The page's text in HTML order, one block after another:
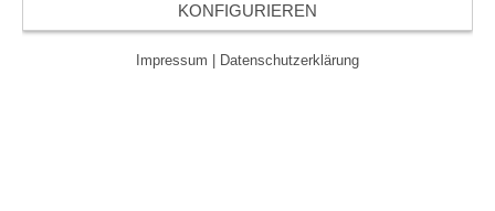
KONFIGURIEREN
Impressum Datenschutzerklärung